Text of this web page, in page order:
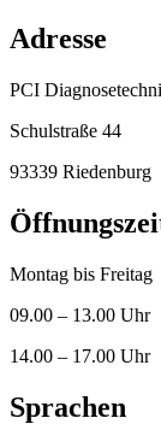
Adresse
PCI
Schulstraße 44
93339 Riedenburg
Montag bis Freitag
09.00 – 13.00 Uhr
14.00 – 17.00 Uhr
Sprachen